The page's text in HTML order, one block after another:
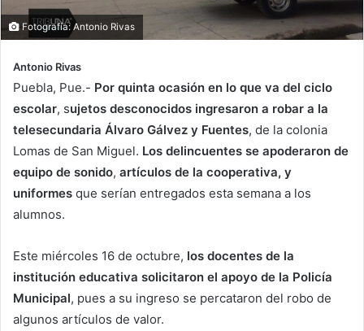
Fotografía: Antonio Rivas
Antonio Rivas
Puebla, Pue.- Por quinta ocasión en lo que va del ciclo
escolar, sujetos desconocidos ingresaron a robar a la
telesecundaria Álvaro Gálvez y Fuentes, de la colonia
Lomas de San Miguel. Los delincuentes se apoderaron de
equipo de sonido, artículos de la cooperativa, y
uniformes que serían entregados esta semana a los
alumnos.
Este miércoles 16 de octubre, los docentes de la
institución educativa solicitaron el apoyo de la Policía
Municipal, pues a su ingreso se percataron del robo de
algunos artículos de valor.